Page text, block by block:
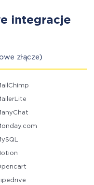
integracje
złącze)